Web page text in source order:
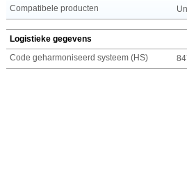
Compatibele producten
Logistieke gegevens
Code geharmoniseerd systeem (HS)